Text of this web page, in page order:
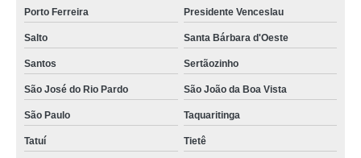
Porto Ferreira Presidente Venceslau
Salto Santa Bárbara d'Oeste
Santos Sertãozinho
São José do Rio Pardo São João da Boa Vista
São Paulo Taquaritinga
Tatuí Tietê